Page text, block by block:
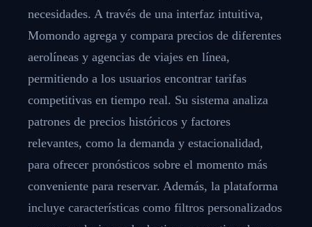
necesidades. A través de una interfaz intuitiva,
Momondo agrega y compara precios de diferentes
aerolíneas y agencias de viajes en línea,
permitiendo a los usuarios encontrar tarifas
competitivas en tiempo real. Su sistema analiza
patrones de precios históricos y factores
relevantes, como la demanda y estacionalidad,
para ofrecer pronósticos sobre el momento más
conveniente para reservar. Además, la plataforma
incluye características como filtros personalizados